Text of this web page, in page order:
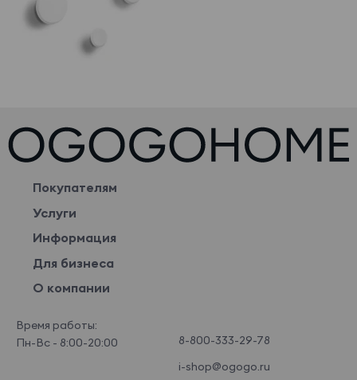
Покупателям
Услуги
Информация
Для бизнеса
О компании
Время работы:
Пн-Вс - 8:00-20:00
8-800-333-29-78
i-shop@ogogo.ru